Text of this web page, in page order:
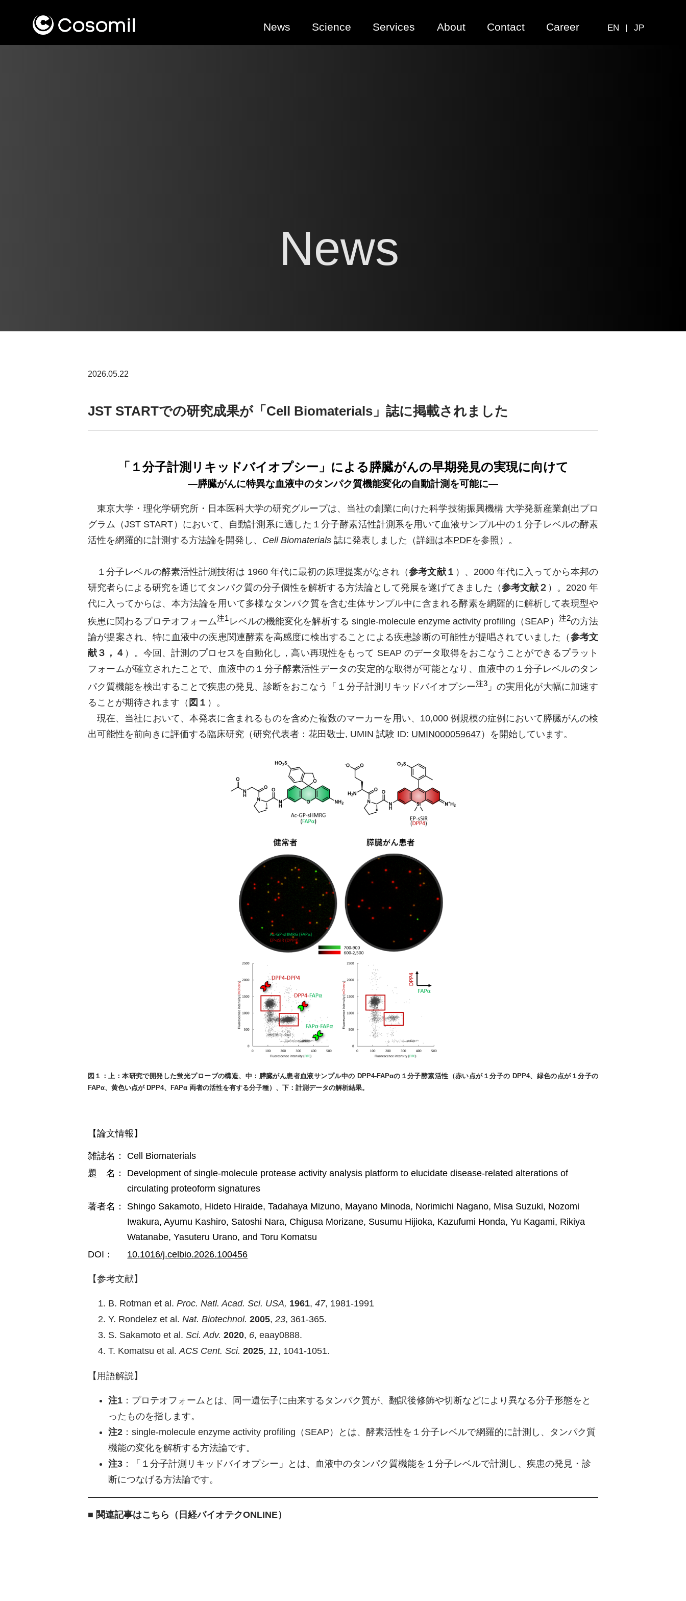
News Science Services About Contact Career EN JP
News
2026.05.22
JST STARTでの研究成果が「Cell Biomaterials」誌に掲載されました
「１分子計測リキッドバイオプシー」による膵臓がんの早期発見の実現に向けて
―膵臓がんに特異な血液中のタンパク質機能変化の自動計測を可能に―
東京大学・理化学研究所・日本医科大学の研究グループは、当社の創業に向けた科学技術振興機構 大学発新産業創出プロ
グラム（JST START）において、自動計測系に適した１分子酵素活性計測系を用いて血液サンプル中の１分子レベルの酵素
活性を網羅的に計測する方法論を開発し、 Cell Biomaterials 誌に発表しました（詳細は本PDFを参照）。
１分子レベルの酵素活性計測技術は 1960 年代に最初の原理提案がなされ（参考文献１ ）、2000 年代に入ってから本邦の
研究者らによる研究を通じてタンパク質の分子個性を解析する方法論として発展を遂げてきました（参考文献２ ）。2020 年
代に入ってからは、本方法論を用いて多様なタンパク質を含む生体サンプル中に含まれる酵素を網羅的に解析して表現型や
疾患に関わるプロテオフォーム注1 レベルの機能変化を解析する single-molecule enzyme activity profiling（SEAP） 注2の方法
論が提案され、特に血液中の疾患関連酵素を高感度に検出することによる疾患診断の可能性が提唱されていました（ 参考文
献３，４ ）。今回、計測のプロセスを自動化し，高い再現性をもって SEAP のデータ取得をおこなうことができるプラット
フォームが確立されたことで、血液中の１分子酵素活性データの安定的な取得が可能となり、血液中の１分子レベルのタン
パク質機能を検出することで疾患の発見、診断をおこなう「１分子計測リキッドバイオプシー注3」の実用化が大幅に加速す
ることが期待されます（ 図１ ）。
現在、当社において、本発表に含まれるものを含めた複数のマーカーを用い、10,000 例規模の症例において膵臓がんの検
出可能性を前向きに評価する臨床研究（研究代表者：花田敬士, UMIN 試験 ID: UMIN000059647）を開始しています。
図１：上：本研究で開発した蛍光プローブの構造、中：膵臓がん患者血液サンプル中の DPP4-FAPαの１分子酵素活性（赤い点が１分子の DPP4、緑色の点が１分子の
FAPα、黄色い点が DPP4、FAPα 両者の活性を有する分子種）、下：計測データの解析結果。
【論文情報】
雑誌名：
Cell Biomaterials
題 名：
Development of single-molecule protease activity analysis platform to elucidate disease-related alterations of
circulating proteoform signatures
著者名：
Shingo Sakamoto, Hideto Hiraide, Tadahaya Mizuno, Mayano Minoda, Norimichi Nagano, Misa Suzuki, Nozomi
Iwakura, Ayumu Kashiro, Satoshi Nara, Chigusa Morizane, Susumu Hijioka, Kazufumi Honda, Yu Kagami, Rikiya
Watanabe, Yasuteru Urano, and Toru Komatsu
DOI：
10.1016/j.celbio.2026.100456
【参考文献】
B. Rotman et al. Proc. Natl. Acad. Sci. USA, 1961, 47, 1981-1991
Y. Rondelez et al. Nat. Biotechnol. 2005, 23, 361-365.
S. Sakamoto et al. Sci. Adv. 2020, 6, eaay0888.
T. Komatsu et al.ACS Cent. Sci. 2025, 11, 1041-1051.
【用語解説】
注1 ：プロテオフォームとは、同一遺伝子に由来するタンパク質が、翻訳後修飾や切断などにより異なる分子形態をと
ったものを指します。
注2 ：single-molecule enzyme activity profiling（SEAP）とは、酵素活性を１分子レベルで網羅的に計測し、タンパク質
機能の変化を解析する方法論です。
注3 ：「１分子計測リキッドバイオプシー」とは、血液中のタンパク質機能を１分子レベルで計測し、疾患の発見・診
断につなげる方法論です。
■ 関連記事はこちら（日経バイオテクONLINE）